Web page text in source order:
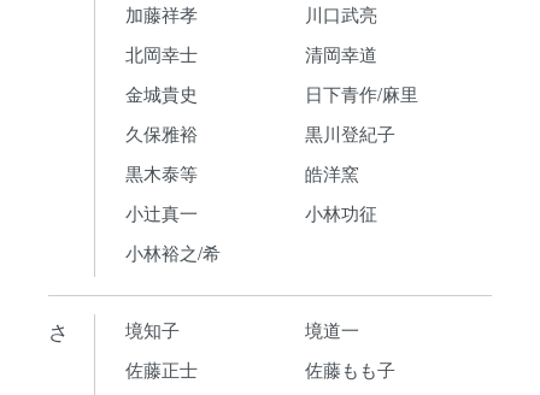
加藤祥孝
川口武亮
北岡幸士
清岡幸道
金城貴史
日下青作/麻里
久保雅裕
黒川登紀子
黒木泰等
皓洋窯
小辻真一
小林功征
小林裕之/希
さ 境知子
境道一
佐藤正士
佐藤もも子